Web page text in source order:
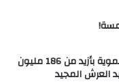
عامل إقليم صفرو يطلق ويدشن مشاريع تنموية بأزيد من 186 مليون
العرش المجيد